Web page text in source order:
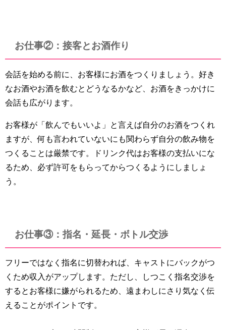
お仕事②：接客とお酒作り
会話を始める前に、お客様にお酒をつくりましょう。好き
なお酒やお酒を飲むとどうなるかなど、お酒をきっかけに
会話も広がります。
お客様が「飲んでもいいよ」と言えば自分のお酒をつくれ
ますが、何も言われていないにも関わらず自分の飲み物を
つくることは厳禁です。ドリンク代はお客様の支払いにな
るため、必ず許可をもらってからつくるようにしましょ
う。
お仕事③：指名・延長・ボトル交渉
フリーではなく指名に切替われば、キャストにバックがつ
くため収入がアップします。ただし、しつこく指名交渉を
するとお客様に嫌がられるため、遠まわしにさり気なく伝
えることがポイントです。